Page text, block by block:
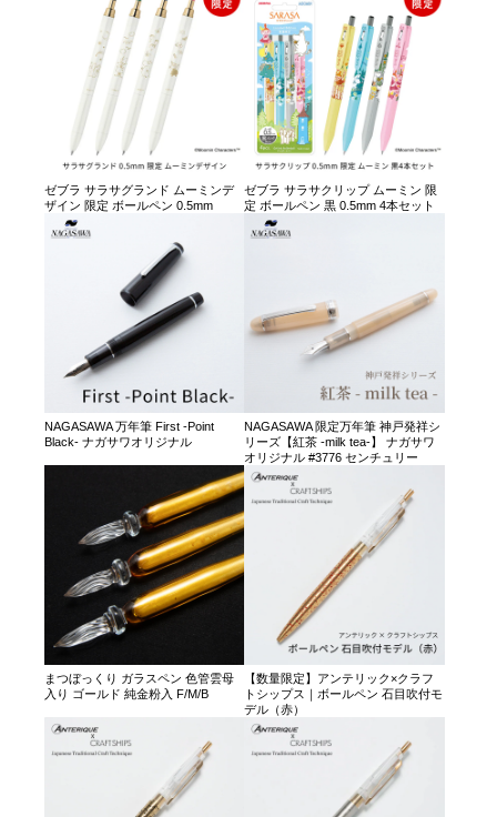
ゼブラ サラサグランド ムーミンデ
ザイン 限定 ボールペン 0.5mm
ゼブラ サラサクリップ ムーミン 限
定 ボールペン 黒 0.5mm 4本セット
NAGASAWA 万年筆 First -Point
Black- ナガサワオリジナル
NAGASAWA 限定万年筆 神戸発祥シ
リーズ【紅茶 -milk tea-】 ナガサワ
オリジナル #3776 センチュリー
まつぼっくり ガラスペン 色管雲母
入り ゴールド 純金粉入 F/M/B
【数量限定】アンテリック×クラフ
トシップス｜ボールペン 石目吹付モ
デル（赤）